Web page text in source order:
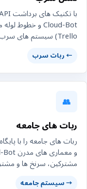
Trello) سیستم های سرب پیشرفته بسازید.
← ربات سرب
👥
ربات های جامعه
مشترکین، سرنخ ها و
→ سیستم جامعه